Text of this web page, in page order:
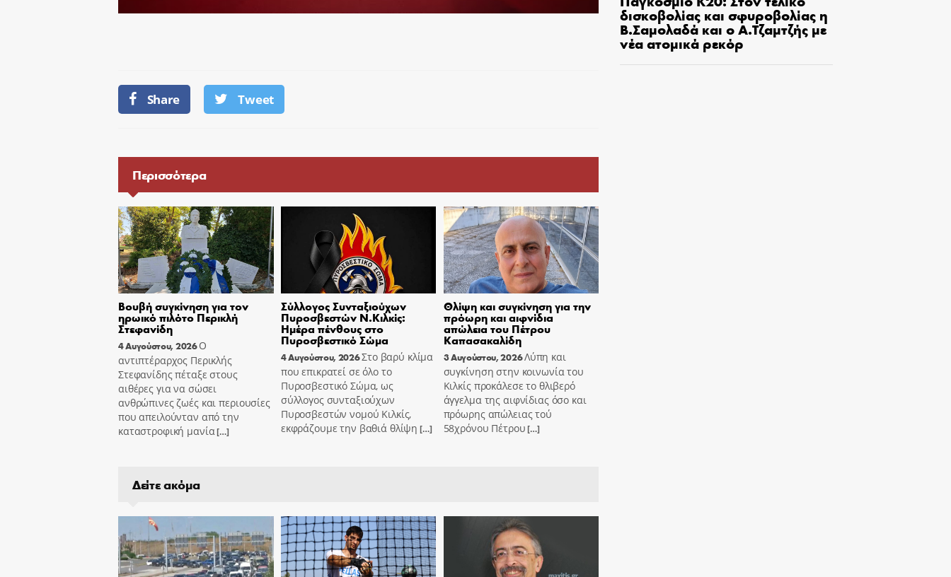
Share Tweet
Περισσότερα
Βουβή συγκίνηση για τον
ηρωικό πιλότο Περικλή
Στεφανίδη
4 Αυγούστου, 2026Ο
αντιπτέραρχος Περικλής
Στεφανίδης πέταξε στους
αιθέρες για να σώσει
ανθρώπινες ζωές και περιουσίες
που απειλούνταν από την
καταστροφική μανία[…]
Σύλλογος Συνταξιούχων
Πυροσβεστών Ν.Κιλκίς:
Ημέρα πένθους στο
Πυροσβεστικό Σώμα
4 Αυγούστου, 2026Στο βαρύ κλίμα
που επικρατεί σε όλο το
Πυροσβεστικό Σώμα, ως
σύλλογος συνταξιούχων
Πυροσβεστών νομού Κιλκίς,
εκφράζουμε την βαθιά θλίψη […]
Θλίψη και συγκίνηση για την
πρόωρη και αιφνίδια
απώλεια του Πέτρου
Καπασακαλίδη
3 Αυγούστου, 2026Λύπη και
συγκίνηση στην κοινωνία του
Κιλκίς προκάλεσε το θλιβερό
άγγελμα της αιφνίδιας όσο και
πρόωρης απώλειας τού
58χρόνου Πέτρου[…]
Δείτε ακόμα
δισκοβολίας και σφυροβολίας η
Β.Σαμολαδά και ο Α.Τζαμτζής με
νέα ατομικά ρεκόρ